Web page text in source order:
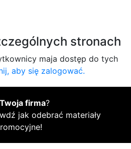
stronach
maja dostęp do tych
aby się zalogować.
firma?
jak odebrać materiały